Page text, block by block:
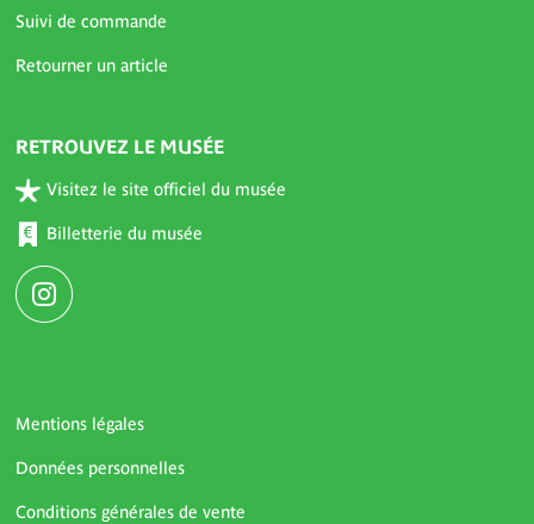
Suivi de commande
Retourner un article
RETROUVEZ LE MUSÉE
Visitez le site officiel du musée
Billetterie du musée
Mentions légales
Données personnelles
Conditions générales de vente